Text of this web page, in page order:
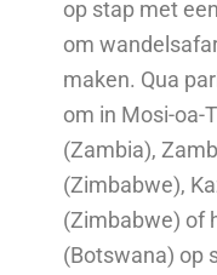
op stap met
om
maken. Qua
om in Mosi-oa-
(Zambia),
(Zimbabwe),
(Zimbabwe) of
(Botswana) op